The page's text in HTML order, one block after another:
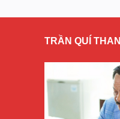
TRẦN QUÍ